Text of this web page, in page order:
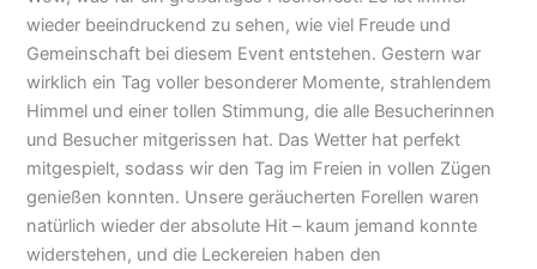
wieder beeindruckend zu sehen, wie viel Freude und
Gemeinschaft bei diesem Event entstehen. Gestern war
wirklich ein Tag voller besonderer Momente, strahlendem
Himmel und einer tollen Stimmung, die alle Besucherinnen
und Besucher mitgerissen hat. Das Wetter hat perfekt
mitgespielt, sodass wir den Tag im Freien in vollen Zügen
genießen konnten. Unsere geräucherten Forellen waren
natürlich wieder der absolute Hit – kaum jemand konnte
widerstehen, und die Leckereien haben den